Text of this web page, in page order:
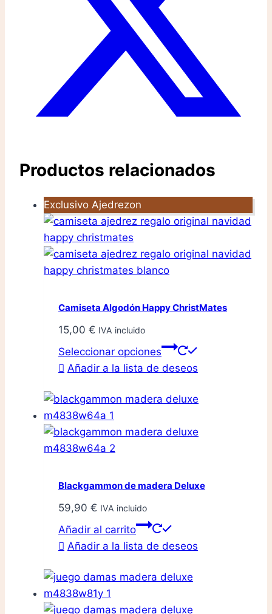
Productos relacionados
Exclusivo Ajedrezon
Camiseta Algodón Happy ChristMates
15,00 € IVA incluido
Seleccionar opciones
Este
múltiples
Las
elegir
página
Añadir a la lista de deseos
Blackgammon de madera Deluxe
59,90 € IVA incluido
Añadir al carrito
Añadir a la lista de deseos